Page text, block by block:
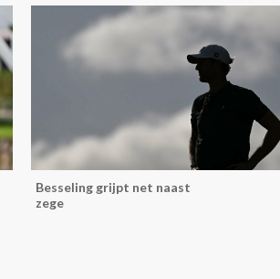
Besseling grijpt net naast
zege